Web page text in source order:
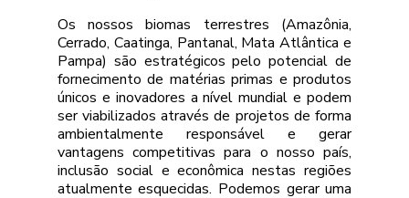
Os nossos biomas terrestres (Amazônia,
Cerrado, Caatinga, Pantanal, Mata Atlântica e
Pampa) são estratégicos pelo potencial de
fornecimento de matérias primas e produtos
únicos e inovadores a nível mundial e podem
ser viabilizados através de projetos de forma
ambientalmente responsável e gerar
vantagens competitivas para o nosso país,
inclusão social e econômica nestas regiões
atualmente esquecidas. Podemos gerar uma